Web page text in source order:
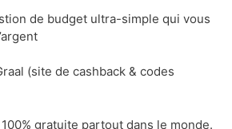
de budget ultra-simple qui vous
(site de cashback & codes
gratuite partout dans le monde.